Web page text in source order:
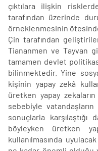
çıktılara ilişkin
tarafından üzerinde
örneklenmesinin
Çin tarafından
Tiananmen ve Tayvan
tamamen devlet
bilinmektedir. Yine
kişinin yapay zekâ
üretken yapay zekaların
sebebiyle
sonuçlarla karşılaştığı
böyleyken üretken
kullanılmasında